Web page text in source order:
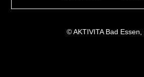
© AKTIVITA Bad Essen,